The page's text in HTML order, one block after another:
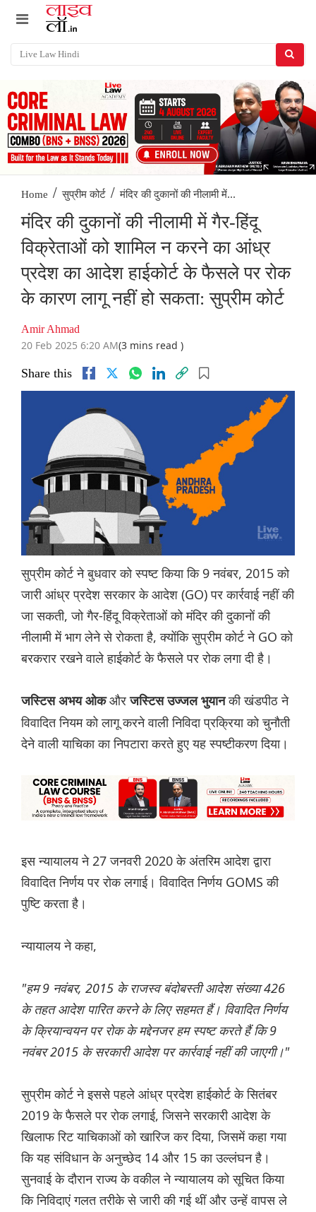
Home / सुप्रीम कोर्ट / मंदिर की दुकानों की नीलामी में...
मंदिर की दुकानों की नीलामी में गैर-हिंदू
विक्रेताओं को शामिल न करने का आंध्र
प्रदेश का आदेश हाईकोर्ट के फैसले पर रोक
के कारण लागू नहीं हो सकता: सुप्रीम कोर्ट
Amir Ahmad
20 Feb 2025 6:20 AM(3 mins read )
Share this
सुप्रीम कोर्ट ने बुधवार को स्पष्ट किया कि 9 नवंबर, 2015 को
जारी आंध्र प्रदेश सरकार के आदेश (GO) पर कार्रवाई नहीं की
जा सकती, जो गैर-हिंदू विक्रेताओं को मंदिर की दुकानों की
नीलामी में भाग लेने से रोकता है, क्योंकि सुप्रीम कोर्ट ने GO को
बरकरार रखने वाले हाईकोर्ट के फैसले पर रोक लगा दी है।
जस्टिस अभय ओकऔरजस्टिस उज्जल भुयानकी खंडपीठ ने
विवादित नियम को लागू करने वाली निविदा प्रक्रिया को चुनौती
देने वाली याचिका का निपटारा करते हुए यह स्पष्टीकरण दिया।
इस न्यायालय ने 27 जनवरी 2020 के अंतरिम आदेश द्वारा
विवादित निर्णय पर रोक लगाई। विवादित निर्णय GOMS की
पुष्टि करता है।
न्यायालय ने कहा,
"हम 9 नवंबर, 2015 के राजस्व बंदोबस्ती आदेश संख्या 426
के तहत आदेश पारित करने के लिए सहमत हैं। विवादित निर्णय
के क्रियान्वयन पर रोक के मद्देनजर हम स्पष्ट करते हैं कि 9
नवंबर 2015 के सरकारी आदेश पर कार्रवाई नहीं की जाएगी।"
सुप्रीम कोर्ट ने इससे पहले आंध्र प्रदेश हाईकोर्ट के सितंबर
2019 के फैसले पर रोक लगाई, जिसने सरकारी आदेश के
खिलाफ रिट याचिकाओं को खारिज कर दिया, जिसमें कहा गया
कि यह संविधान के अनुच्छेद 14 और 15 का उल्लंघन है।
सुनवाई के दौरान राज्य के वकील ने न्यायालय को सूचित किया
कि निविदाएं गलत तरीके से जारी की गई थीं और उन्हें वापस ले